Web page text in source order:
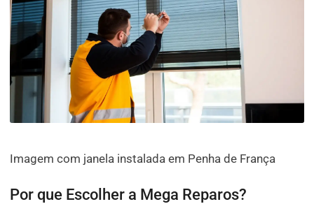
Imagem com janela instalada em Penha de França
Por que Escolher a Mega Reparos?